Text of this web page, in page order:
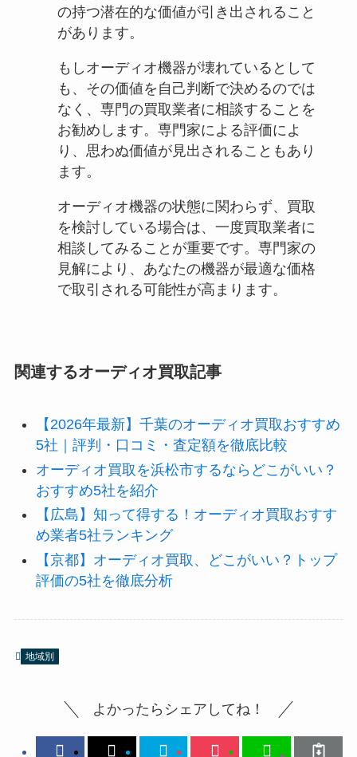
の持つ潜在的な価値が引き出されること
があります。
もしオーディオ機器が壊れているとして
も、その価値を自己判断で決めるのでは
なく、専門の買取業者に相談することを
お勧めします。専門家による評価によ
り、思わぬ価値が見出されることもあり
ます。
オーディオ機器の状態に関わらず、買取
を検討している場合は、一度買取業者に
相談してみることが重要です。専門家の
見解により、あなたの機器が最適な価格
で取引される可能性が高まります。
関連するオーディオ買取記事
【2026年最新】千葉のオーディオ買取おすすめ
5社｜評判・口コミ・査定額を徹底比較
オーディオ買取を浜松市するならどこがいい？
おすすめ5社を紹介
【広島】知って得する！オーディオ買取おすす
め業者5社ランキング
【京都】オーディオ買取、どこがいい？トップ
評価の5社を徹底分析
地域別
よかったらシェアしてね！